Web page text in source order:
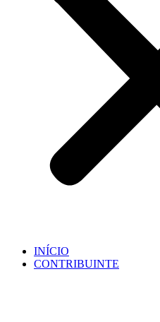
INÍCIO
CONTRIBUINTE